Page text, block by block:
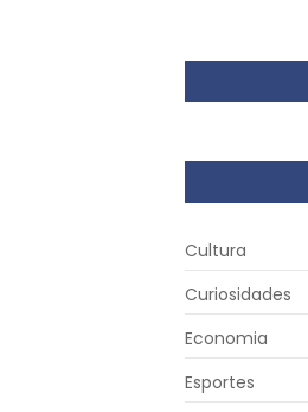
Cultura
Curiosidades
Economia
Esportes